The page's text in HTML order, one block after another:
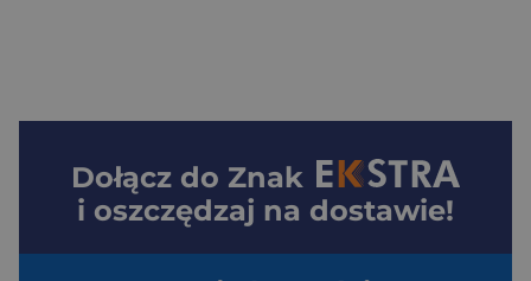
Dołącz do Znak
i oszczędzaj na dostawie!